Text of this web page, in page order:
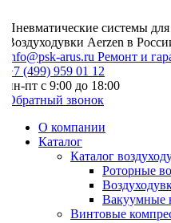
системы для
Aerzen в России
arus.ruРемонт и
(499) 959 01 12
пт с 9:00 до 18:00
звонок
О компании
Каталог
Каталог
Роторные
Воздуходувки
Вакуумные
Винтовые